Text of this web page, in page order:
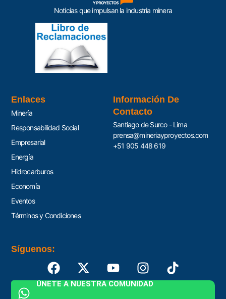
Noticias que impulsan la industria minera
Enlaces
Minería
Responsabilidad Social
Empresarial
Energía
Hidrocarburos
Economía
Eventos
Términos y Condiciones
Información De
Contacto
Santiago de Surco - Lima
prensa@mineriayproyectos.com
+51 905 448 619
Síguenos:
ÚNETE A NUESTRA COMUNIDAD